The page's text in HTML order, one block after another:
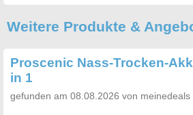
Weitere Produkte &
Proscenic Nass-Trocken-
in 1
gefunden am 08.08.2026 von meinedeals